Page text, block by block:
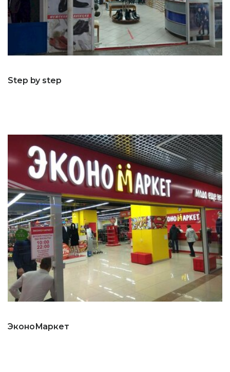
Step by step
ЭконоМаркет